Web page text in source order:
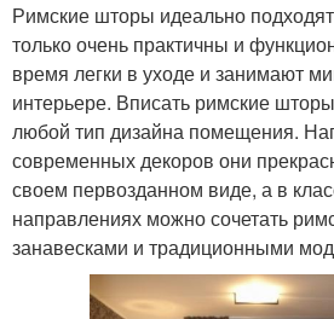
Римские шторы идеально
только очень практичны и
время легки в уходе и занимают
интерьере. Вписать римские
любой тип дизайна помещения.
современных декоров они
своем первозданном виде, а в
направлениях можно сочетать
занавесками и традиционными